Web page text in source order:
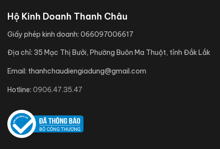
Hộ Kinh Doanh Thanh Châu
Giấy phép kinh doanh: 066097006617
Địa chỉ: 35 Mạc Thị Bưởi, Phường Buôn Ma Thuột, tỉnh Đắk Lắk
Email: thanhchaudiengiadung@gmail.com
Hotline: 0906.47.35.47